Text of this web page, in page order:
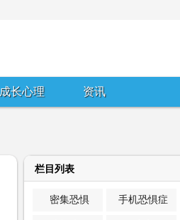
成长心理 资讯
栏目列表
密集恐惧 手机恐惧症